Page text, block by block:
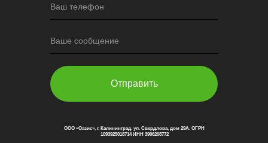
Ваш телефон
Ваше сообщение
Отправить
ООО «Оазис», г. Калининград, ул. Свердлова, дом 29А. ОГРН
1093925018714 ИНН 3906208772